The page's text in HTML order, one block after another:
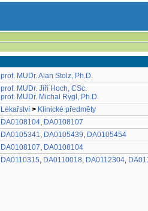
prof. MUDr. Alan Stolz, Ph.D.
prof. MUDr. Jiří Hoch, CSc.
prof. MUDr. Michal Rygl, Ph.D.
Lékařství > Klinické předměty
DA0108104, DA0108107
DA0105341, DA0105439, DA0105454
DA0108107, DA0108104
DA0110315, DA0110018, DA0112304,